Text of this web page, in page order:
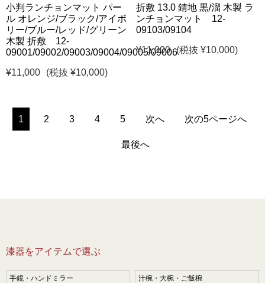
小判ランチョンマット パー
ル オレンジ/ブラック/アイボ
リー/ブルー/レッド/グリーン
木製 折敷 12-
09001/09002/09003/09004/09005/09006
¥11,000
(税抜 ¥10,000)
折敷 13.0 錆地 黒/溜 木製 ラ
ンチョンマット 12-
09103/09104
¥11,000 (税抜 ¥10,000)
1 2 3 4 5 次へ 次の5ページへ
最後へ
漆器をアイテムで選ぶ
手鏡・ハンドミラー
汁椀・大椀・ご飯椀